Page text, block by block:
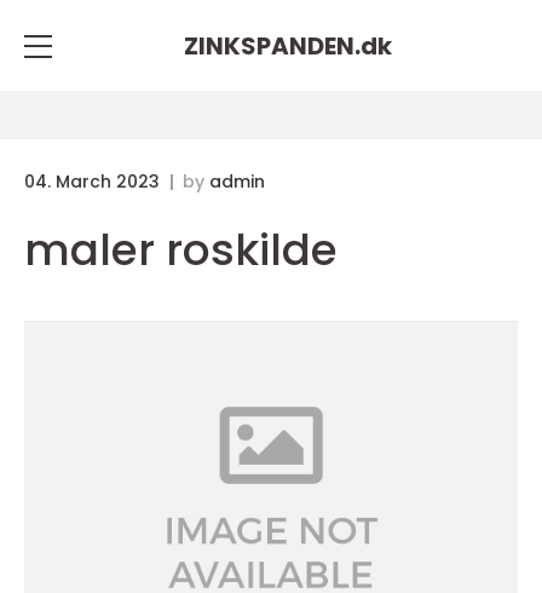
ZINKSPANDEN.dk
04. March 2023 by admin
maler roskilde